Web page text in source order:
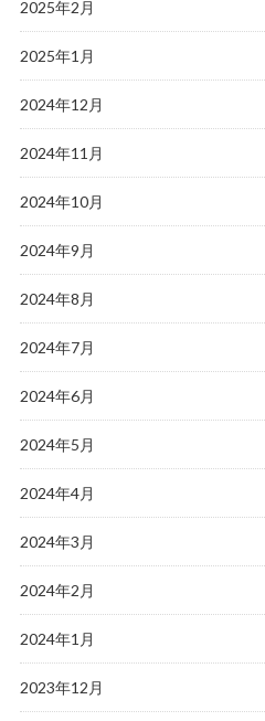
2025年2月
2025年1月
2024年12月
2024年11月
2024年10月
2024年9月
2024年8月
2024年7月
2024年6月
2024年5月
2024年4月
2024年3月
2024年2月
2024年1月
2023年12月